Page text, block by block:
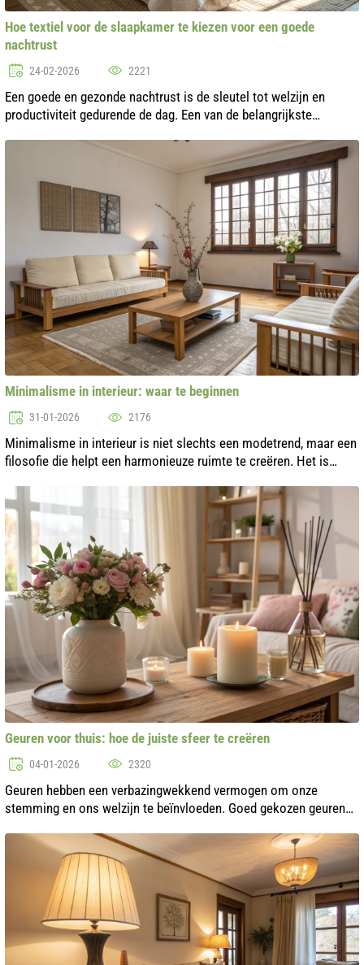
Hoe textiel voor de slaapkamer te kiezen voor een goede
nachtrust
24-02-2026 2221
Een goede en gezonde nachtrust is de sleutel tot welzijn en
productiviteit gedurende de dag. Een van de belangrijkste
Minimalisme in interieur: waar te beginnen
31-01-2026 2176
Minimalisme in interieur is niet slechts een modetrend, maar een
filosofie die helpt een harmonieuze ruimte te creëren. Het is
betekenis...
Geuren voor thuis: hoe de juiste sfeer te creëren
04-01-2026 2320
Geuren hebben een verbazingwekkend vermogen om onze
stemming en ons welzijn te beïnvloeden. Goed gekozen geuren
creëren die ontspanning ...